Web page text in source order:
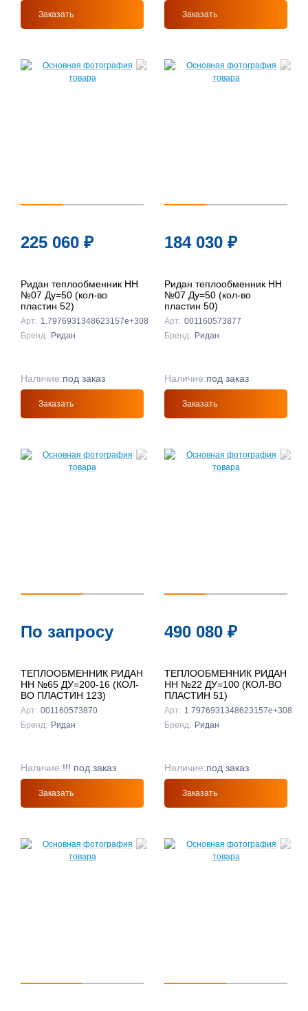
Заказать Заказать
225 060 ₽
Ридан теплообменник НН
№07 Ду=50 (кол-во
пластин 52)
Арт: 1.7976931348623157e+308
Бренд: Ридан
Наличие:под заказ
Заказать
184 030 ₽
Ридан теплообменник НН
№07 Ду=50 (кол-во
пластин 50)
Арт: 001160573877
Бренд: Ридан
Наличие:под заказ
Заказать
По запросу
ТЕПЛООБМЕННИК РИДАН
НН №65 ДУ=200-16 (КОЛ-
ВО ПЛАСТИН 123)
Арт: 001160573870
Бренд: Ридан
Наличие:!!! под заказ
Заказать
490 080 ₽
ТЕПЛООБМЕННИК РИДАН
НН №22 ДУ=100 (КОЛ-ВО
ПЛАСТИН 51)
Арт: 1.7976931348623157e+308
Бренд: Ридан
Наличие:под заказ
Заказать